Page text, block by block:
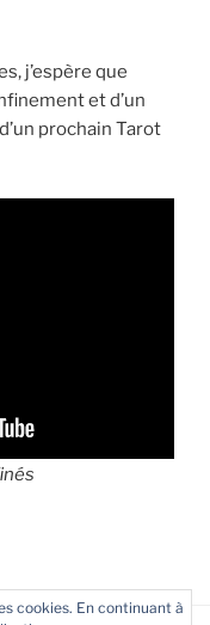
j’espère que
et d’un
prochain Tarot
cookies. En continuant à